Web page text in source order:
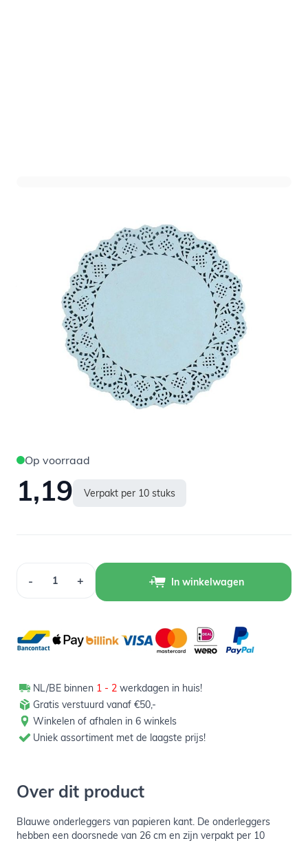
ø26cm (10st)
Art. nr. 1809-5BLAUW
Op voorraad
1,19 Verpakt per 10 stuks
- + In winkelwagen
NL/BE binnen 1 - 2 werkdagen in huis!
Gratis verstuurd vanaf €50,-
Winkelen of afhalen in 6 winkels
Uniek assortiment met de laagste prijs!
Over dit product
Blauwe onderleggers van papieren kant. De onderleggers
hebben een doorsnede van 26 cm en zijn verpakt per 10